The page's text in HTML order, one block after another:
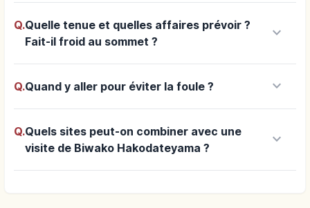
Q.Quelle tenue et quelles affaires prévoir ?
Fait-il froid au sommet ?
keyboard_arrow_down
Q.Quand y aller pour éviter la foule ? keyboard_arrow_down
Q.Quels sites peut-on combiner avec une
visite de Biwako Hakodateyama ?
keyboard_arrow_down